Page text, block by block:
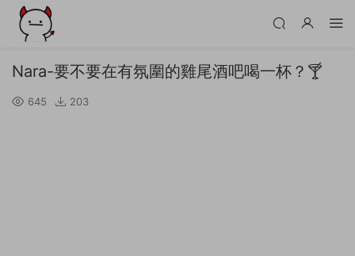
Nara-要不要在有氛圍的雞尾酒吧喝一杯？🍸
645 203